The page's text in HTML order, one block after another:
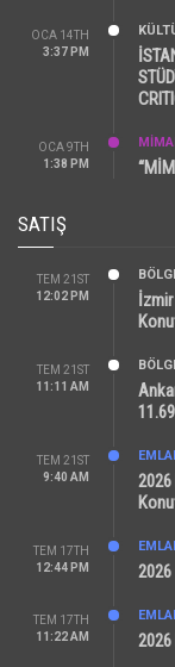
OCA 14TH
3:37 PM
OCA 9TH
1:38 PM
SATIŞ
TEM 21ST
12:02 PM
İzmir
TEM 21ST
11:11 AM
TEM 21ST
9:40 AM
2026
TEM 17TH
12:44 PM
2026
TEM 17TH
11:22 AM
2026